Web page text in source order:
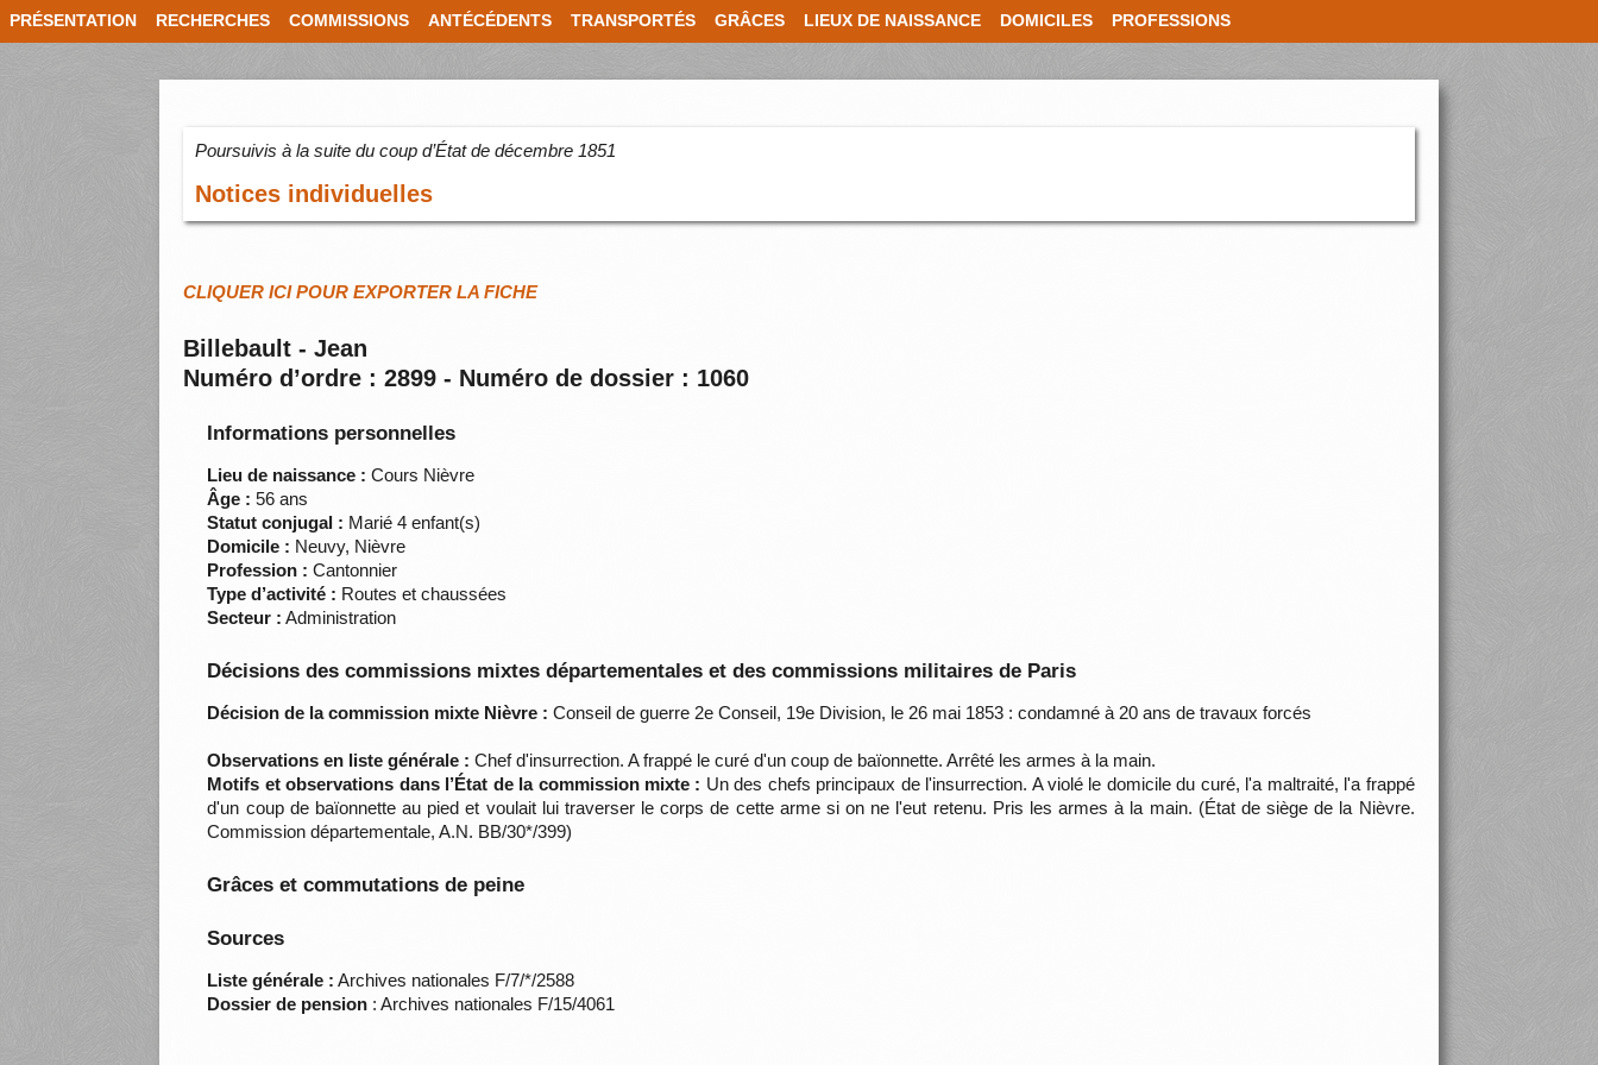
PRÉSENTATION RECHERCHES COMMISSIONS ANTÉCÉDENTS TRANSPORTÉS GRÂCES LIEUX DE NAISSANCE DOMICILES PROFESSIONS
Poursuivis à la suite du coup d’État de décembre 1851
Notices individuelles
CLIQUER ICI POUR EXPORTER LA FICHE
Billebault - Jean
Numéro d’ordre : 2899 - Numéro de dossier : 1060
Informations personnelles
Lieu de naissance : Cours Nièvre
Âge : 56 ans
Statut conjugal : Marié 4 enfant(s)
Domicile : Neuvy, Nièvre
Profession : Cantonnier
Type d’activité : Routes et chaussées
Secteur : Administration
Décisions des commissions mixtes départementales et des commissions militaires de Paris
Décision de la commission mixte Nièvre : Conseil de guerre 2e Conseil, 19e Division, le 26 mai 1853 : condamné à 20 ans de travaux forcés
Observations en liste générale : Chef d'insurrection. A frappé le curé d'un coup de baïonnette. Arrêté les armes à la main.
Motifs et observations dans l’État de la commission mixte : Un des chefs principaux de l'insurrection. A violé le domicile du curé, l'a maltraité, l'a frappé
d'un coup de baïonnette au pied et voulait lui traverser le corps de cette arme si on ne l'eut retenu. Pris les armes à la main. (État de siège de la Nièvre.
Commission départementale, A.N. BB/30*/399)
Grâces et commutations de peine
Sources
Liste générale : Archives nationales F/7/*/2588
Dossier de pension : Archives nationales F/15/4061